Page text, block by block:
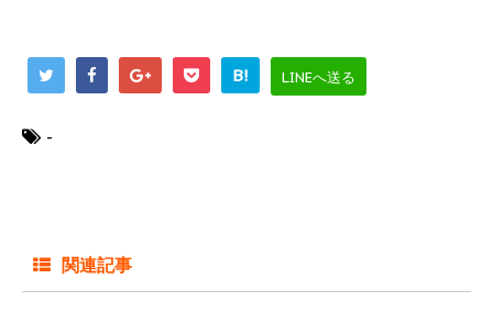
B! LINEへ送る
-
関連記事